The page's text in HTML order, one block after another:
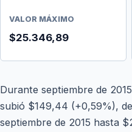
VALOR MÁXIMO
$25.346,89
Durante septiembre de
subió $149,44 (+0,59%),
septiembre de 2015 hasta